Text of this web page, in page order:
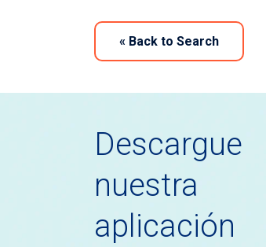
« Back to Search
Descargue
nuestra
aplicación